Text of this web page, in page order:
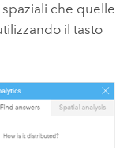
che quelle
il tasto